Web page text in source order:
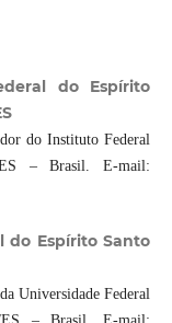
do Espírito
do Instituto Federal
– Brasil. E-mail:
do Espírito Santo
Universidade Federal